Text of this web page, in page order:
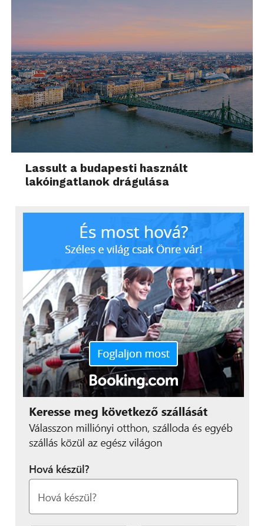
Lassult a budapesti használt
lakóingatlanok drágulása